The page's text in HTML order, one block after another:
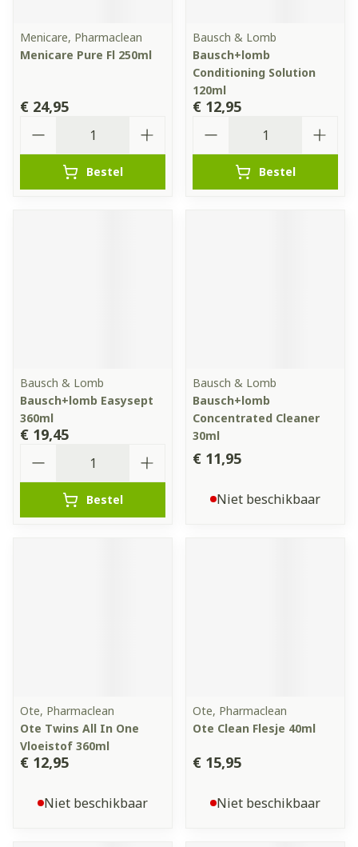
Menicare, Pharmaclean
Menicare Pure Fl 250ml
€ 24,95
Bestel
Bausch & Lomb
Bausch+lomb
Conditioning Solution
120ml
€ 12,95
Bestel
Bausch & Lomb
Bausch+lomb Easysept
360ml
€ 19,45
Bestel
Bausch & Lomb
Bausch+lomb
Concentrated Cleaner
30ml
€ 11,95
Niet beschikbaar
Ote, Pharmaclean
Ote Twins All In One
Vloeistof 360ml
€ 12,95
Niet beschikbaar
Ote, Pharmaclean
Ote Clean Flesje 40ml
€ 15,95
Niet beschikbaar